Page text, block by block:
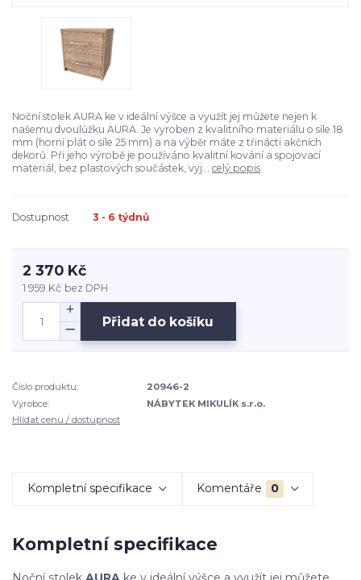
Noční stolek AURA ke v ideální výšce a využít jej můžete nejen k
našemu dvoulůžku AURA. Je vyroben z kvalitního materiálu o síle 18
mm (horní plát o síle 25 mm) a na výběr máte z třinácti akčních
dekorů. Při jeho výrobě je používáno kvalitní kování a spojovací
materiál, bez plastových součástek, vyj... celý popis
Dostupnost 3 - 6 týdnů
2 370 Kč
1 959 Kč bez DPH
Přidat do košíku
Číslo produktu:
20946-2
Výrobce:
NÁBYTEK MIKULÍK s.r.o.
Hlídat cenu / dostupnost
Kompletní specifikace Komentáře 0
Kompletní specifikace